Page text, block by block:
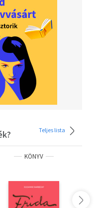
akkor is ha turnéra
egy mappa, egy
nálam, ha más nincs,
Teljes lista
KÖNYV